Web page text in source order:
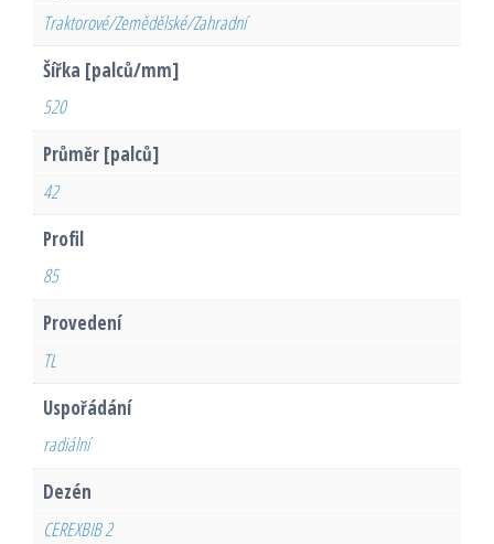
Traktorové/Zemědělské/Zahradní
Šířka [palců/mm]
520
Průměr [palců]
42
Profil
85
Provedení
TL
Uspořádání
radiální
Dezén
CEREXBIB 2